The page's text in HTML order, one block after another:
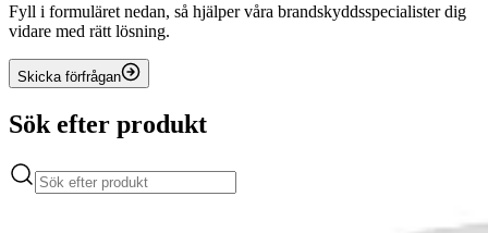
Fyll i formuläret nedan, så hjälper våra brandskyddsspecialister dig
vidare med rätt lösning.
Skicka förfrågan
Sök efter produkt